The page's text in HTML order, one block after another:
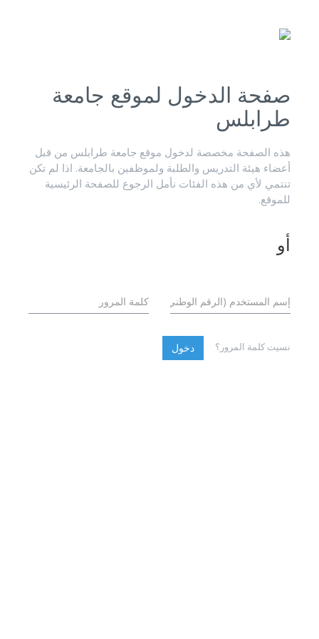
صفحة الدخول لموقع جامعة
طرابلس
هذه الصفحة مخصصة لدخول موقع جامعة طرابلس من قبل
أعضاء هيئة التدريس والطلبة ولموظفين بالجامعة. اذا لم تكن
تنتمي لأي من هذه الفئات نأمل الرجوع للصفحة الرئيسية
للموقع.
أو
نسيت كلمة المرور؟ دخول